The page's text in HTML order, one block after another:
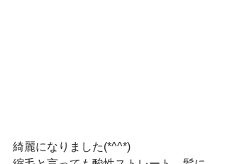
綺麗になりました(*^^*)